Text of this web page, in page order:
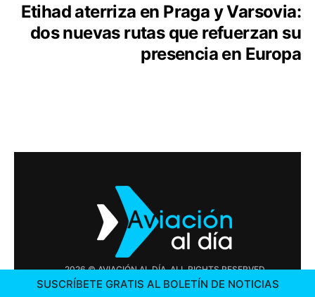
Etihad aterriza en Praga y Varsovia:
dos nuevas rutas que refuerzan su
presencia en Europa
2026 © AVIACIÓN AL DÍA. ALL RIGHTS RESERVED
SUSCRÍBETE GRATIS AL BOLETÍN DE NOTICIAS